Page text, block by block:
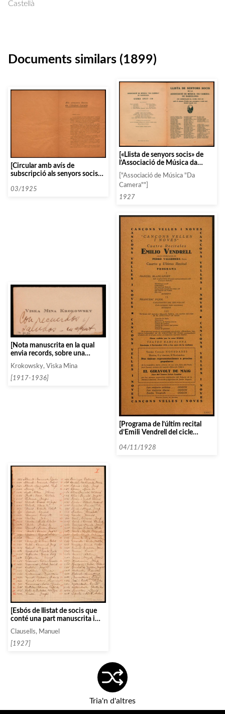
Castellà
Documents similars (1899)
[Circular amb avís de
subscripció als senyors socis
03/1925
[«Llista de senyors socis» de
l’Associació de Música da
Càmera de la temporada 1927-
28]
["Associació de Música "Da
Camera""]
1927
[Nota manuscrita en la qual
envia records, sobre una
targeta de visita]
Krokowsky, Viska Mina
[1917-1936]
[Programa de l’últim recital
d’Emili Vendrell del cicle
04/11/1928
[Esbós de llistat de socis que
conté una part manuscrita i
correccions a mà]
Clausells, Manuel
[1927]
Tria'n d'altres